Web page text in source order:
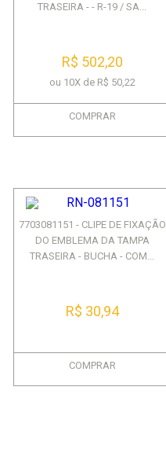
TRASEIRA - - R-19 / SA...
R$ 502,20
ou 10X de R$ 50,22
COMPRAR
7703081151 - CLIPE DE FIXAÇÃO
DO EMBLEMA DA TAMPA
TRASEIRA - BUCHA - COM...
R$ 30,94
COMPRAR